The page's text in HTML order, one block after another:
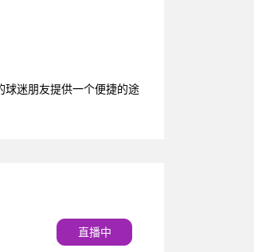
球迷朋友提供一个便捷的途
直播中